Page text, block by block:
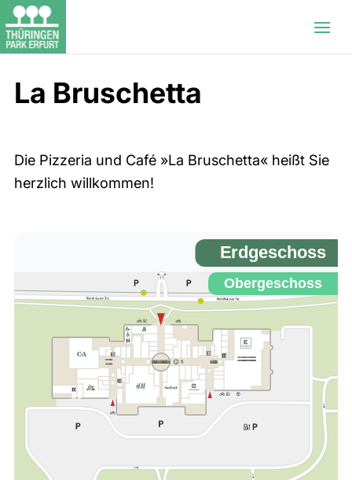
La Bruschetta
Die Pizzeria und Café »La Bruschetta« heißt Sie
herzlich willkommen!